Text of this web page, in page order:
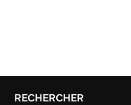
RECHERCHER